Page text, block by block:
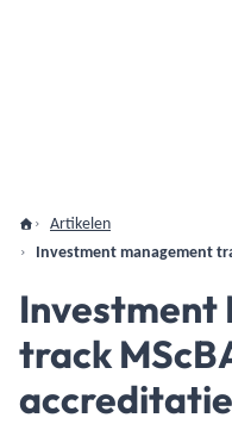
Artikelen
Investment management
Investment
track
accreditatie